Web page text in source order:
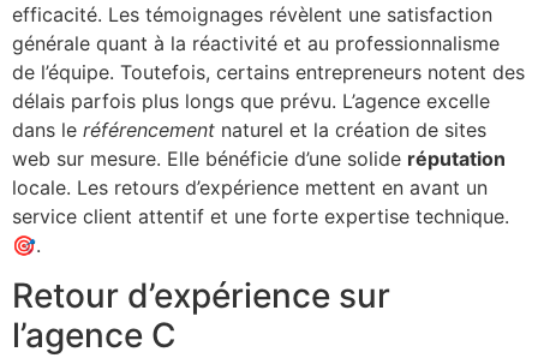
efficacité. Les témoignages révèlent une satisfaction
générale quant à la réactivité et au professionnalisme
de l’équipe. Toutefois, certains entrepreneurs notent des
délais parfois plus longs que prévu. L’agence excelle
dans le référencement naturel et la création de sites
web sur mesure. Elle bénéficie d’une solide réputation
locale. Les retours d’expérience mettent en avant un
service client attentif et une forte expertise technique.
🎯.
Retour d’expérience sur
l’agence C